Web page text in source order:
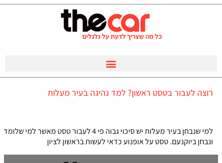
רוצה לעבור בטסט ראשון? למד נהיגה בעיר מעלות
למי שנבחן בעיר מעלות יש סיכוי גבוה פי 4 לעבור טסט מאשר למי שלומד
ונבחן ביוקנעם. טסט על אופנוע כדאי לעשות בראשון לציון